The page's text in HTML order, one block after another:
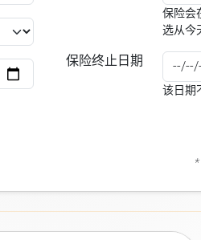
保险会
选从今
保险终止日期
该日期